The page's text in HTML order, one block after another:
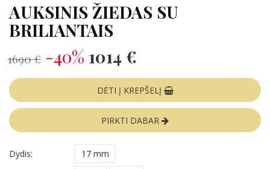
AUKSINIS ŽIEDAS SU
BRILIANTAIS
1690 € -40% 1014 €
DĖTI Į KREPŠELĮ
PIRKTI DABAR
Dydis:
17 mm